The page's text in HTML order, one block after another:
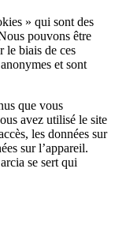
» qui sont des
pouvons être
le biais de ces
et sont
que vous
avez utilisé le site
les données sur
sur l’appareil.
se sert qui